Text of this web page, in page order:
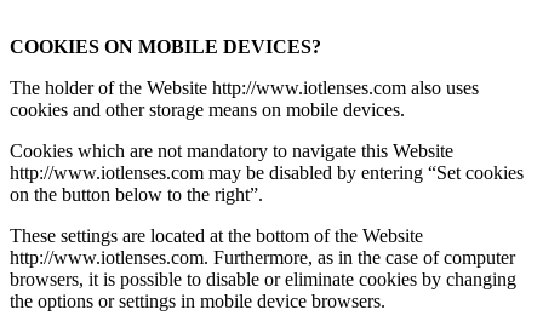
COOKIES ON MOBILE DEVICES?
The holder of the Website http://www.iotlenses.com also uses
cookies and other storage means on mobile devices.
Cookies which are not mandatory to navigate this Website
http://www.iotlenses.com may be disabled by entering “Set cookies
on the button below to the right”.
These settings are located at the bottom of the Website
http://www.iotlenses.com. Furthermore, as in the case of computer
browsers, it is possible to disable or eliminate cookies by changing
the options or settings in mobile device browsers.